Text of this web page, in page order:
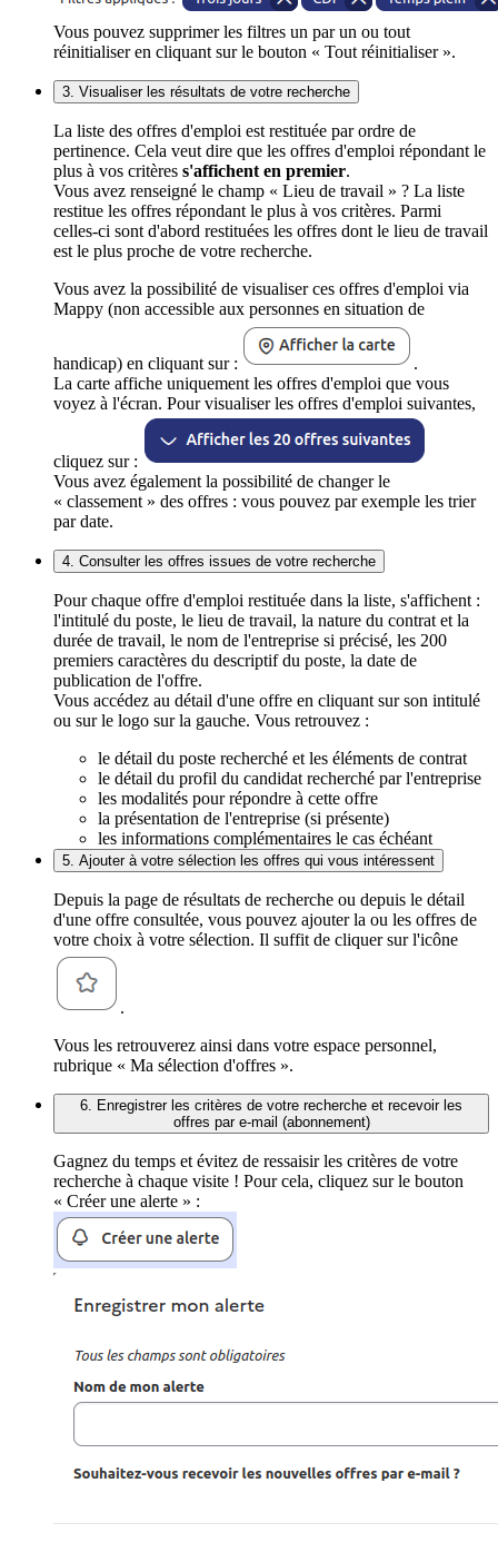
Vous pouvez supprimer les filtres un par un ou tout
réinitialiser en cliquant sur le bouton « Tout réinitialiser ».
3. Visualiser les résultats de votre recherche
La liste des offres d'emploi est restituée par ordre de
pertinence. Cela veut dire que les offres d'emploi répondant le
plus à vos critères s'affichent en premier.
Vous avez renseigné le champ « Lieu de travail » ? La liste
restitue les offres répondant le plus à vos critères. Parmi
celles-ci sont d'abord restituées les offres dont le lieu de travail
est le plus proche de votre recherche.
Vous avez la possibilité de visualiser ces offres d'emploi via
Mappy (non accessible aux personnes en situation de
handicap) en cliquant sur :
.
La carte affiche uniquement les offres d'emploi que vous
voyez à l'écran. Pour visualiser les offres d'emploi suivantes,
cliquez sur :
Vous avez également la possibilité de changer le
« classement » des offres : vous pouvez par exemple les trier
par date.
4. Consulter les offres issues de votre recherche
Pour chaque offre d'emploi restituée dans la liste, s'affichent :
l'intitulé du poste, le lieu de travail, la nature du contrat et la
durée de travail, le nom de l'entreprise si précisé, les 200
premiers caractères du descriptif du poste, la date de
publication de l'offre.
Vous accédez au détail d'une offre en cliquant sur son intitulé
ou sur le logo sur la gauche. Vous retrouvez :
le détail du poste recherché et les éléments de contrat
le détail du profil du candidat recherché par l'entreprise
les modalités pour répondre à cette offre
la présentation de l'entreprise (si présente)
les informations complémentaires le cas échéant
5. Ajouter à votre sélection les offres qui vous intéressent
Depuis la page de résultats de recherche ou depuis le détail
d'une offre consultée, vous pouvez ajouter la ou les offres de
votre choix à votre sélection. Il suffit de cliquer sur l'icône
.
Vous les retrouverez ainsi dans votre espace personnel,
rubrique « Ma sélection d'offres ».
6. Enregistrer les critères de votre recherche et recevoir les
offres par e-mail (abonnement)
Gagnez du temps et évitez de ressaisir les critères de votre
recherche à chaque visite ! Pour cela, cliquez sur le bouton
« Créer une alerte » :